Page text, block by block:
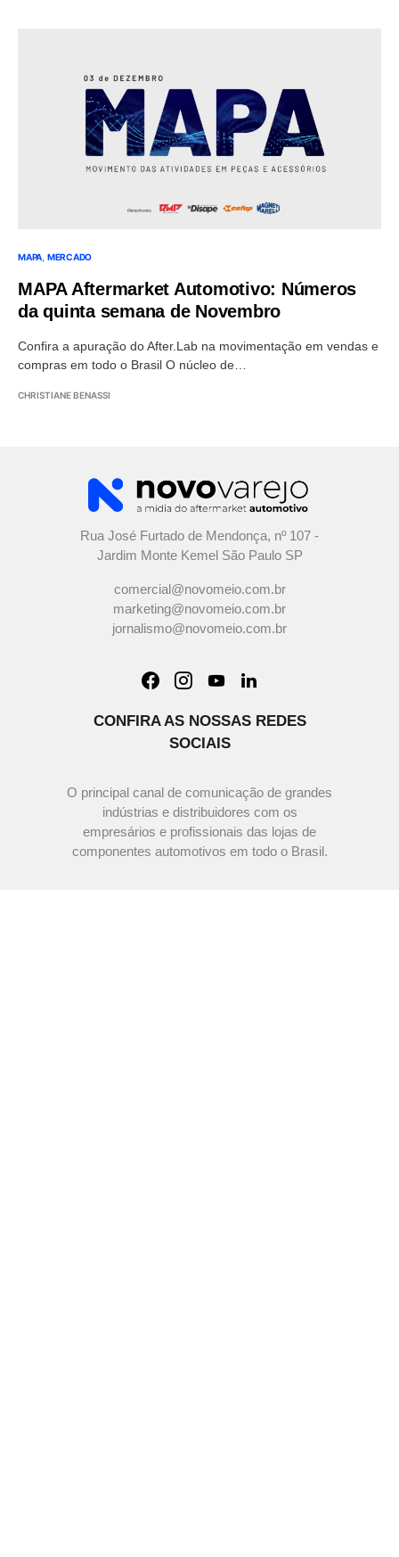
MAPA MERCADO
MAPA Aftermarket Automotivo: Números
da quinta semana de Novembro
Confira a apuração do After.Lab na movimentação em vendas e
compras em todo o Brasil O núcleo de…
CHRISTIANE BENASSI
Rua José Furtado de Mendonça, nº 107 -
Jardim Monte Kemel São Paulo SP
comercial@novomeio.com.br
marketing@novomeio.com.br
jornalismo@novomeio.com.br
CONFIRA AS NOSSAS REDES
SOCIAIS
O principal canal de comunicação de grandes
indústrias e distribuidores com os
empresários e profissionais das lojas de
componentes automotivos em todo o Brasil.